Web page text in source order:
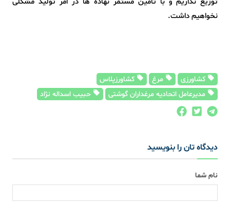
نخواهیم داشت.
کشاورزی مرغ
کشاورزپلاس
مدیرعامل اتحادیه مرغداران گوشتی
حبیب اسداله نژاد
دیدگاه تان را بنویسید
نام شما